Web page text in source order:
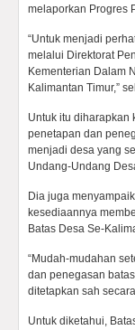
melaporkan Progres
“Untuk menjadi
melalui Direktorat
Kementerian Dalam
Kalimantan Timur,”
Untuk itu diharapkan
penetapan dan
menjadi desa yang
Undang-Undang
Dia juga
kesediaannya
Batas Desa Se-
“Mudah-mudahan
dan penegasan
ditetapkan sah
Untuk diketahui,